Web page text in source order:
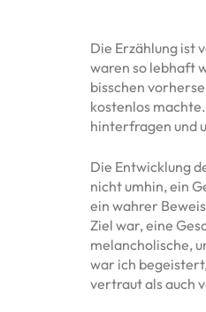
Die Erzählung ist
waren so lebhaft
bisschen
kostenlos
hinterfragen und
Die Entwicklung
nicht umhin, ein
ein wahrer
Ziel war, eine
melancholische,
war ich
vertraut als auch